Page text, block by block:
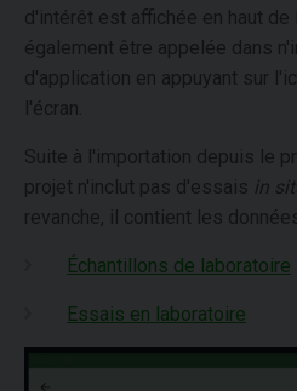
d'intérêt est affichée en haut de
également être appelée dans
d'application en appuyant sur
l'écran.
Suite à l'importation depuis le
projet n'inclut pas d'essais in
revanche, il contient les
Échantillons de laboratoire
Essais en laboratoire